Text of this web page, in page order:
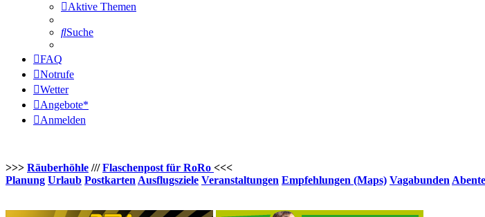
Aktive Themen
Suche
FAQ
Notrufe
Wetter
Angebote*
Anmelden
>>> Räuberhöhle ///Flaschenpost für RoRo <<<
Planung Urlaub Postkarten Ausflugsziele Veranstaltungen Empfehlungen (Maps) Vagabunden